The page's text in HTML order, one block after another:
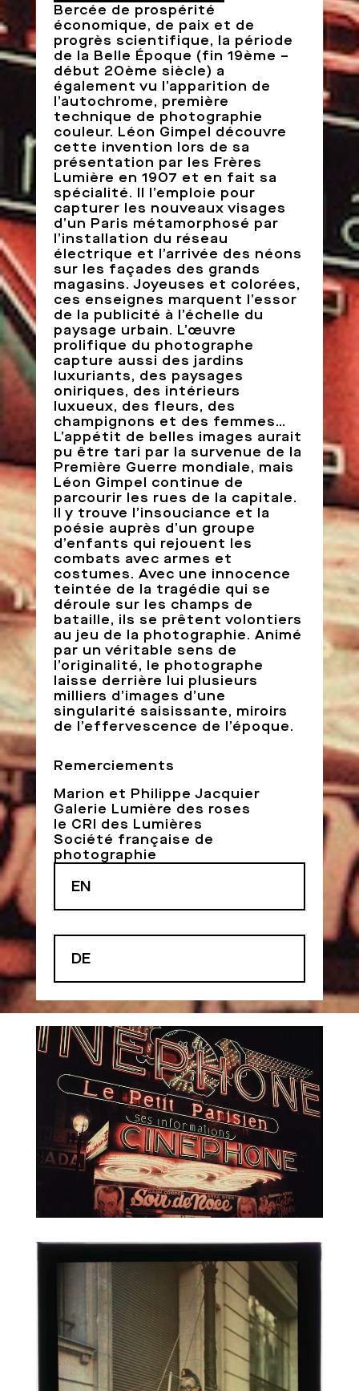
Bercée de prospérité
économique, de paix et de
progrès scientifique, la période
de la Belle Époque (fin 19ème –
début 20ème siècle) a
également vu l’apparition de
l’autochrome, première
technique de photographie
couleur. Léon Gimpel découvre
cette invention lors de sa
présentation par les Frères
Lumière en 1907 et en fait sa
spécialité. Il l’emploie pour
capturer les nouveaux visages
d’un Paris métamorphosé par
l’installation du réseau
électrique et l’arrivée des néons
sur les façades des grands
magasins. Joyeuses et colorées,
ces enseignes marquent l’essor
de la publicité à l’échelle du
paysage urbain. L’œuvre
prolifique du photographe
capture aussi des jardins
luxuriants, des paysages
oniriques, des intérieurs
luxueux, des fleurs, des
champignons et des femmes…
L’appétit de belles images aurait
pu être tari par la survenue de la
Première Guerre mondiale, mais
Léon Gimpel continue de
parcourir les rues de la capitale.
Il y trouve l’insouciance et la
poésie auprès d’un groupe
d’enfants qui rejouent les
combats avec armes et
costumes. Avec une innocence
teintée de la tragédie qui se
déroule sur les champs de
bataille, ils se prêtent volontiers
au jeu de la photographie. Animé
par un véritable sens de
l’originalité, le photographe
laisse derrière lui plusieurs
milliers d’images d’une
singularité saisissante, miroirs
de l’effervescence de l’époque.
Remerciements
Marion et Philippe Jacquier
Galerie Lumière des roses
le CRI des Lumières
Société française de
photographie
EN
DE